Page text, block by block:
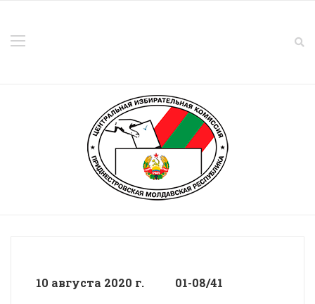
10 августа 2020 г. 01-08/41